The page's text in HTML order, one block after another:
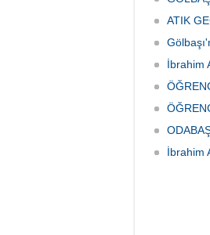
ATIK
İbrahim
İbrahim